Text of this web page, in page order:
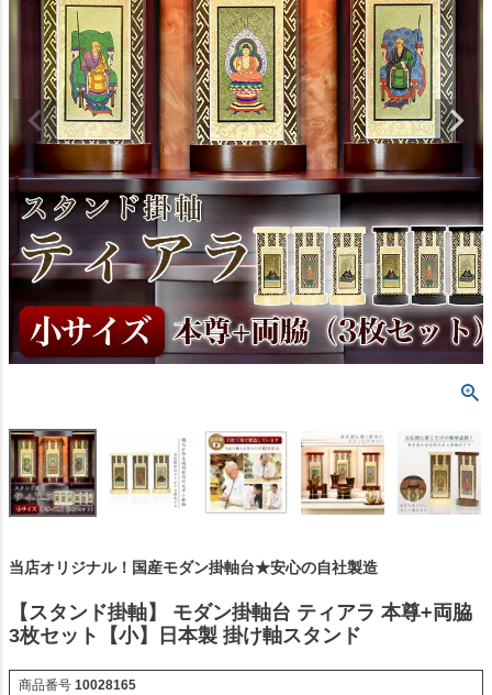
当店オリジナル！国産モダン掛軸台★安心の自社製造
【スタンド掛軸】 モダン掛軸台 ティアラ 本尊+両脇
3枚セット【小】日本製 掛け軸スタンド
商品番号 10028165